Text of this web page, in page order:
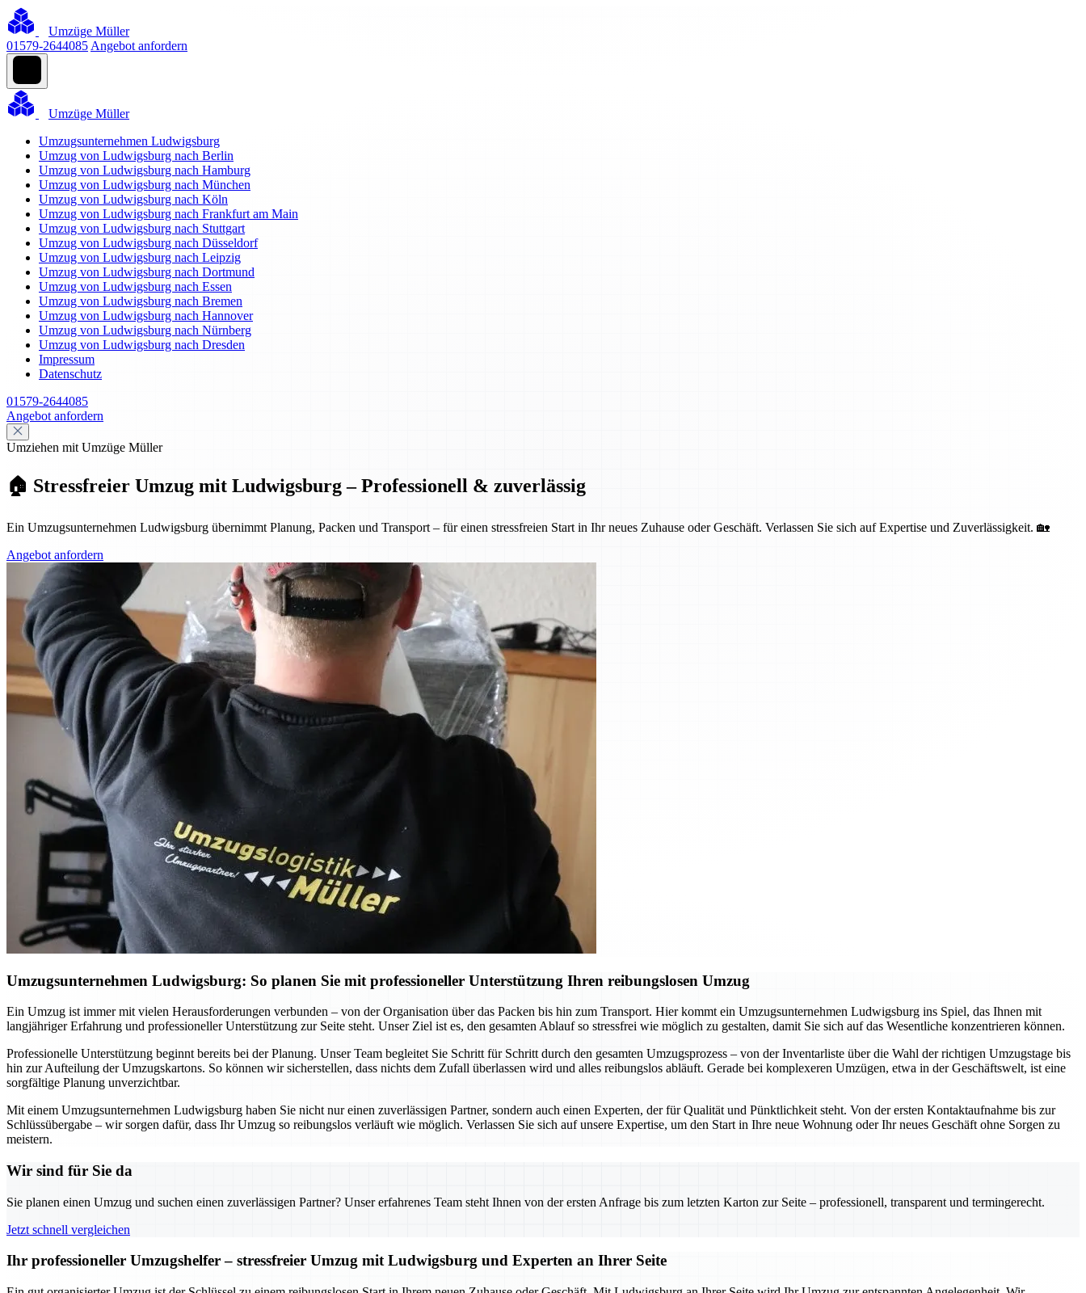
Umzüge Müller
01579-2644085 Angebot anfordern
Umzüge Müller
Umzugsunternehmen Ludwigsburg
Umzug von Ludwigsburg nach Berlin
Umzug von Ludwigsburg nach Hamburg
Umzug von Ludwigsburg nach München
Umzug von Ludwigsburg nach Köln
Umzug von Ludwigsburg nach Frankfurt am Main
Umzug von Ludwigsburg nach Stuttgart
Umzug von Ludwigsburg nach Düsseldorf
Umzug von Ludwigsburg nach Leipzig
Umzug von Ludwigsburg nach Dortmund
Umzug von Ludwigsburg nach Essen
Umzug von Ludwigsburg nach Bremen
Umzug von Ludwigsburg nach Hannover
Umzug von Ludwigsburg nach Nürnberg
Umzug von Ludwigsburg nach Dresden
Impressum
Datenschutz
01579-2644085
Angebot anfordern
Umziehen mit Umzüge Müller
🏠 Stressfreier Umzug mit Ludwigsburg – Professionell & zuverlässig
Ein Umzugsunternehmen Ludwigsburg übernimmt Planung, Packen und Transport – für einen stressfreien Start in Ihr neues Zuhause oder Geschäft. Verlassen Sie sich auf Expertise und Zuverlässigkeit. 🏡
Angebot anfordern
Umzugsunternehmen Ludwigsburg: So planen Sie mit professioneller Unterstützung Ihren reibungslosen Umzug
Ein Umzug ist immer mit vielen Herausforderungen verbunden – von der Organisation über das Packen bis hin zum Transport. Hier kommt ein Umzugsunternehmen Ludwigsburg ins Spiel, das Ihnen mit
langjähriger Erfahrung und professioneller Unterstützung zur Seite steht. Unser Ziel ist es, den gesamten Ablauf so stressfrei wie möglich zu gestalten, damit Sie sich auf das Wesentliche konzentrieren können.
Professionelle Unterstützung beginnt bereits bei der Planung. Unser Team begleitet Sie Schritt für Schritt durch den gesamten Umzugsprozess – von der Inventarliste über die Wahl der richtigen Umzugstage bis
hin zur Aufteilung der Umzugskartons. So können wir sicherstellen, dass nichts dem Zufall überlassen wird und alles reibungslos abläuft. Gerade bei komplexeren Umzügen, etwa in der Geschäftswelt, ist eine
sorgfältige Planung unverzichtbar.
Mit einem Umzugsunternehmen Ludwigsburg haben Sie nicht nur einen zuverlässigen Partner, sondern auch einen Experten, der für Qualität und Pünktlichkeit steht. Von der ersten Kontaktaufnahme bis zur
Schlüssübergabe – wir sorgen dafür, dass Ihr Umzug so reibungslos verläuft wie möglich. Verlassen Sie sich auf unsere Expertise, um den Start in Ihre neue Wohnung oder Ihr neues Geschäft ohne Sorgen zu
meistern.
Wir sind für Sie da
Sie planen einen Umzug und suchen einen zuverlässigen Partner? Unser erfahrenes Team steht Ihnen von der ersten Anfrage bis zum letzten Karton zur Seite – professionell, transparent und termingerecht.
Jetzt schnell vergleichen
Ihr professioneller Umzugshelfer – stressfreier Umzug mit Ludwigsburg und Experten an Ihrer Seite